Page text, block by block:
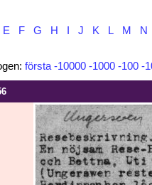
E F G H J K L M N
första -10000 -1000 -100 -